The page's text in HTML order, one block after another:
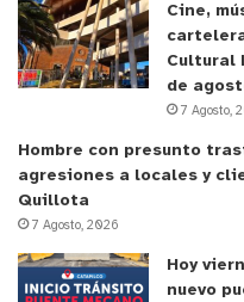
Cine,
Cultural
de
7 Agosto,
Hombre con presunto
agresiones a locales y
Quillota
7 Agosto, 2026
Hoy
nuevo